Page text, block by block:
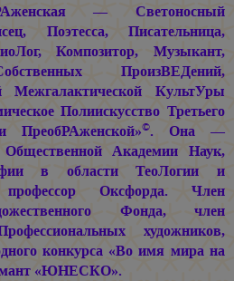
— Светоносный
Поэтесса, Писательница,
Композитор, Музыкант,
ПроизВЕДений,
Межгалактической КультУры
Полиискусство Третьего
ПреобРАженской»©. Она —
Академии Наук,
в области ТеоЛогии и
Оксфорда. Член
Фонда, член
художников,
конкурса «Во имя мира на
«ЮНЕСКО».